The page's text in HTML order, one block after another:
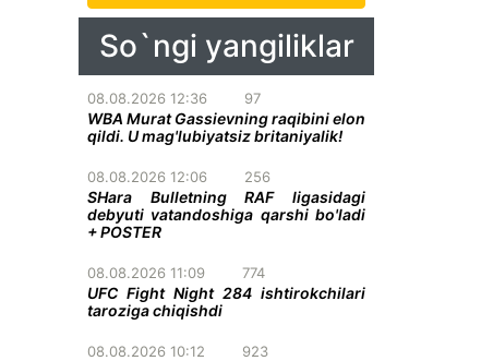
So`ngi yangiliklar
08.08.2026 12:36 97
WBA Murat Gassievning raqibini elon
qildi. U mag'lubiyatsiz britaniyalik!
08.08.2026 12:06 256
SHara Bulletning RAF ligasidagi
debyuti vatandoshiga qarshi bo'ladi
+ POSTER
08.08.2026 11:09 774
UFC Fight Night 284 ishtirokchilari
taroziga chiqishdi
08.08.2026 10:12 923